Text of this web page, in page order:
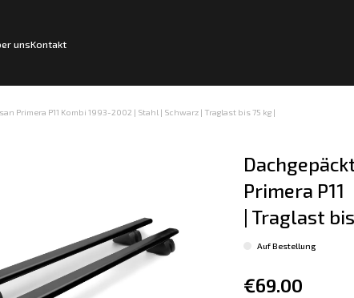
unsKontakt
Primera P11 Kombi 1993-2002 | Stahl | Schwarz | Traglast bis 75 kg |
Primera
| Traglast
Auf Bestellung
€69.00